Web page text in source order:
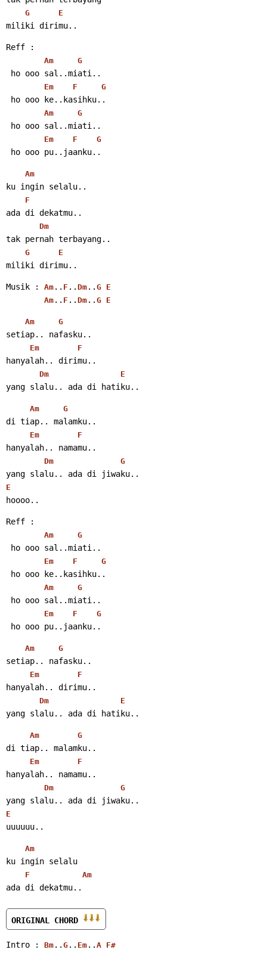
G E
miliki dirimu..
Reff :
Am G
ho ooo sal..miati..
Em F G
ho ooo ke..kasihku..
Am G
ho ooo sal..miati..
Em F G
ho ooo pu..jaanku..
Am
ku ingin selalu..
F
ada di dekatmu..
Dm
tak pernah terbayang..
G E
miliki dirimu..
Musik : Am .. F .. Dm .. G E
Am .. F .. Dm .. G E
Am G
setiap.. nafasku..
Em F
hanyalah.. dirimu..
Dm E
yang slalu.. ada di hatiku..
Am G
di tiap.. malamku..
Em F
hanyalah.. namamu..
Dm G
yang slalu.. ada di jiwaku..
E
hoooo..
Reff :
Am G
ho ooo sal..miati..
Em F G
ho ooo ke..kasihku..
Am G
ho ooo sal..miati..
Em F G
ho ooo pu..jaanku..
Am G
setiap.. nafasku..
Em F
hanyalah.. dirimu..
Dm E
yang slalu.. ada di hatiku..
Am G
di tiap.. malamku..
Em F
hanyalah.. namamu..
Dm G
yang slalu.. ada di jiwaku..
E
uuuuuu..
Am
ku ingin selalu
F Am
ada di dekatmu..
ORIGINAL CHORD
Intro : Bm .. G .. Em .. A F#